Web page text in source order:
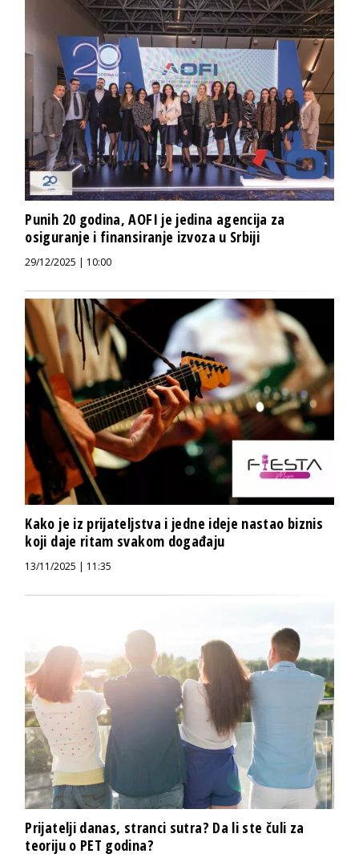
Punih 20 godina, AOFI je jedina agencija za
osiguranje i finansiranje izvoza u Srbiji
29/12/2025 | 10:00
Kako je iz prijateljstva i jedne ideje nastao biznis
koji daje ritam svakom događaju
13/11/2025 | 11:35
Prijatelji danas, stranci sutra? Da li ste čuli za
teoriju o PET godina?